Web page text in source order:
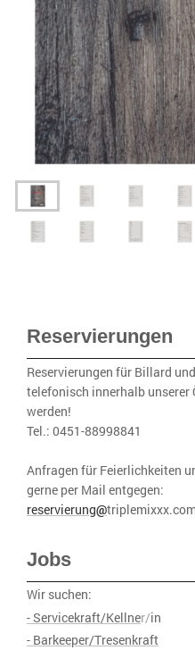
Reservierungen
Reservierungen für Billard
telefonisch innerhalb unserer
werden!
Tel.: 0451-88998841
Anfragen für Feierlichkeiten
gerne per Mail entgegen:
reservierung@
Jobs
Wir suchen:
- Servicekraft/Kellner/in
- Barkeeper/Tresenkraft